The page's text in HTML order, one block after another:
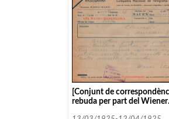
[Conjunt de
rebuda per part del Wiener